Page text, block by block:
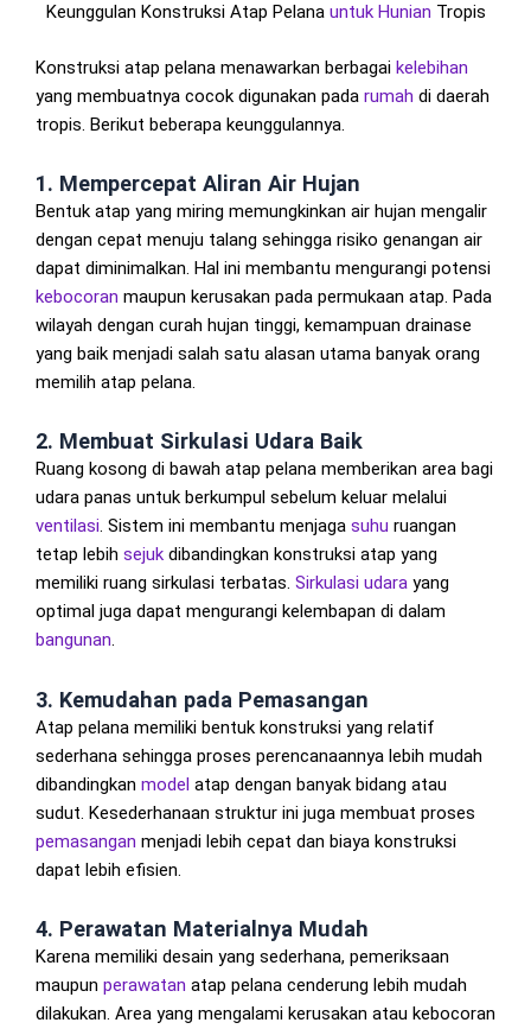
Keunggulan Konstruksi Atap Pelana untuk Hunian Tropis
Konstruksi atap pelana menawarkan berbagai kelebihan
yang membuatnya cocok digunakan pada rumah di daerah
tropis. Berikut beberapa keunggulannya.
1. Mempercepat Aliran Air Hujan
Bentuk atap yang miring memungkinkan air hujan mengalir
dengan cepat menuju talang sehingga risiko genangan air
dapat diminimalkan. Hal ini membantu mengurangi potensi
kebocoran maupun kerusakan pada permukaan atap. Pada
wilayah dengan curah hujan tinggi, kemampuan drainase
yang baik menjadi salah satu alasan utama banyak orang
memilih atap pelana.
2. Membuat Sirkulasi Udara Baik
Ruang kosong di bawah atap pelana memberikan area bagi
udara panas untuk berkumpul sebelum keluar melalui
ventilasi. Sistem ini membantu menjaga suhu ruangan
tetap lebih sejuk dibandingkan konstruksi atap yang
memiliki ruang sirkulasi terbatas. Sirkulasi udara yang
optimal juga dapat mengurangi kelembapan di dalam
bangunan.
3. Kemudahan pada Pemasangan
Atap pelana memiliki bentuk konstruksi yang relatif
sederhana sehingga proses perencanaannya lebih mudah
dibandingkan model atap dengan banyak bidang atau
sudut. Kesederhanaan struktur ini juga membuat proses
pemasangan menjadi lebih cepat dan biaya konstruksi
dapat lebih efisien.
4. Perawatan Materialnya Mudah
Karena memiliki desain yang sederhana, pemeriksaan
maupun perawatan atap pelana cenderung lebih mudah
dilakukan. Area yang mengalami kerusakan atau kebocoran